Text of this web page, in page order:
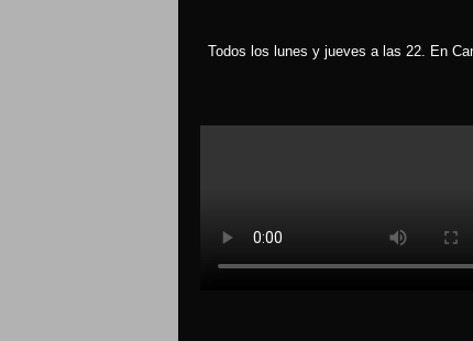
Todos los lunes y jueves a las 22. En